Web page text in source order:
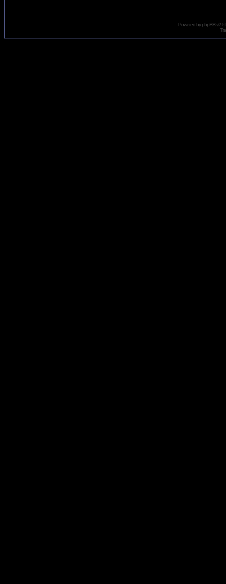
Powered byphpBBv2 ©